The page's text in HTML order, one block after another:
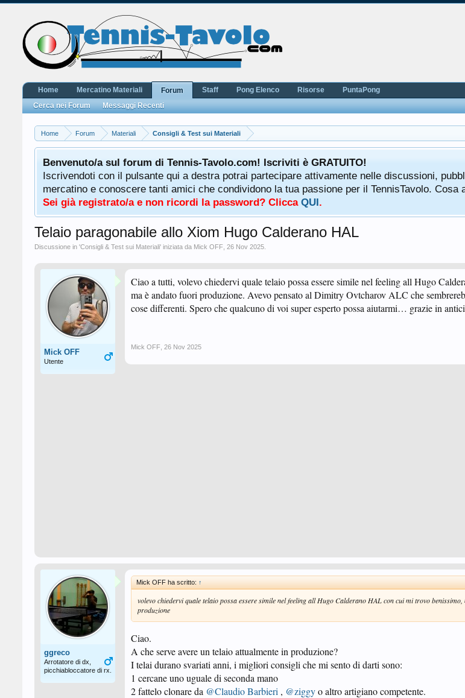
Home Forum Materiali Consigli & Test sui Materiali
Benvenuto/a sul forum di Tennis-Tavolo.com! Iscriviti è GRATUITO!
Iscrivendoti con il pulsante qui a destra potrai partecipare attivamente nelle discussioni,
mercatino e conoscere tanti amici che condividono la tua passione per il TennisTavolo. Cosa
Sei già registrato/a e non ricordi la password? Clicca QUI.
Telaio paragonabile allo Xiom Hugo Calderano HAL
Discussione in 'Consigli & Test sui Materiali' iniziata da Mick OFF 26 Nov 2025
Mick OFF
Utente
Ciao a tutti, volevo chiedervi quale telaio possa essere simile nel feeling all Hugo
ma è andato fuori produzione. Avevo pensato al Dimitry Ovtcharov ALC che
cose differenti. Spero che qualcuno di voi super esperto possa aiutarmi… grazie in
Mick OFF 26 Nov 2025
ggreco
Arrotatore di dx,
picchiabloccatore di rx.
Mick OFF ha scritto: ↑
volevo chiedervi quale telaio possa essere simile nel feeling all Hugo Calderano HAL con cui mi trovo
produzione
Ciao.
A che serve avere un telaio attualmente in produzione?
I telai durano svariati anni, i migliori consigli che mi sento di darti sono:
1 cercane uno uguale di seconda mano
2 fattelo clonare da @Claudio Barbieri , @ziggyo altro artigiano competente.
Home Mercatino Materiali
Forum
Cerca nei Forum
Messaggi Recenti
Staff Pong Elenco Risorse PuntaPong